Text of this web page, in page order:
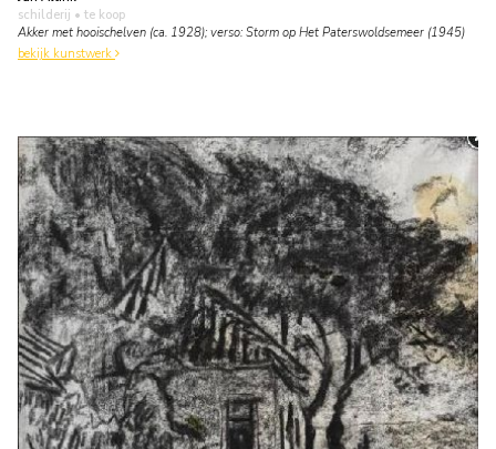
schilderij • te koop
Akker met hooischelven (ca. 1928); verso: Storm op Het Paterswoldsemeer (1945)
bekijk kunstwerk